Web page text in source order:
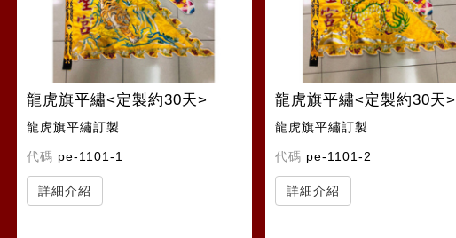
龍虎旗平繡<定製約30天>
龍虎旗平繡訂製
代碼 pe-1101-1
詳細介紹
龍虎旗平繡<定製約30天>
龍虎旗平繡訂製
代碼 pe-1101-2
詳細介紹